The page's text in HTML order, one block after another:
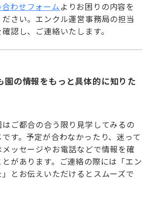
わせフォームよりお困りの内容を
さい。エンクル運営事務局の担当
認し、ご連絡いたします。
園の情報をもっと具体的に知りた
ご都合の合う限り見学してみるの
す。予定が合わなかったり、迷って
メッセージやお電話などで情報を確
があります。ご連絡の際には「エン
とお伝えいただけるとスムーズで